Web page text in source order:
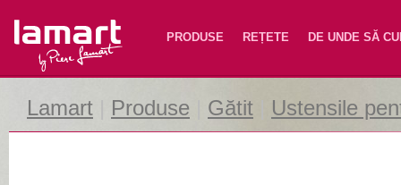
Lamart PRODUSE REȚETE DE UNDE SĂ
Lamart Produse Gătit Ustensile